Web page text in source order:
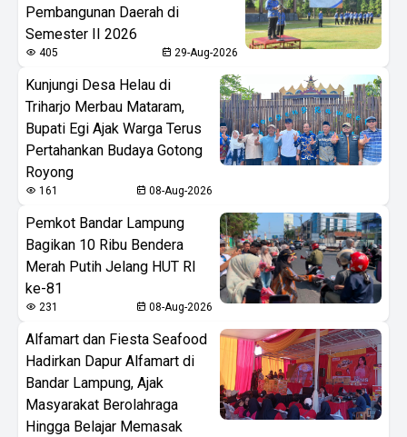
Pembangunan Daerah di
Semester II 2026
405 29-Aug-2026
Kunjungi Desa Helau di
Triharjo Merbau Mataram,
Bupati Egi Ajak Warga Terus
Pertahankan Budaya Gotong
Royong
161 08-Aug-2026
Pemkot Bandar Lampung
Bagikan 10 Ribu Bendera
Merah Putih Jelang HUT RI
ke-81
231 08-Aug-2026
Alfamart dan Fiesta Seafood
Hadirkan Dapur Alfamart di
Bandar Lampung, Ajak
Masyarakat Berolahraga
Hingga Belajar Memasak